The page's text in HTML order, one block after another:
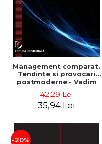
Management comparat.
Tendinte si provocari
postmoderne - Vadim
42,29 Lei
35,94 Lei
-20%